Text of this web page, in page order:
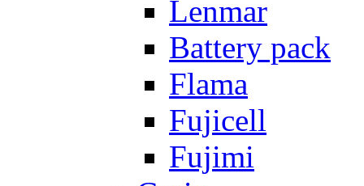
Lenmar
Battery pack
Flama
Fujicell
Fujimi